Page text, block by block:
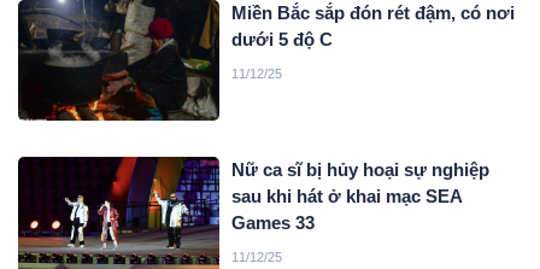
Miền Bắc sắp đón rét đậm, có nơi
dưới 5 độ C
11/12/25
Nữ ca sĩ bị hủy hoại sự nghiệp
sau khi hát ở khai mạc SEA
Games 33
11/12/25